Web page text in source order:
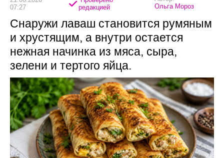
07:27
редакцией
Ольга Мороз
Снаружи лаваш становится румяным
и хрустящим, а внутри остается
нежная начинка из мяса, сыра,
зелени и тертого яйца.